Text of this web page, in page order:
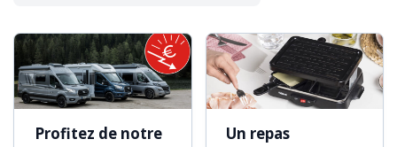
Profitez de notre
Un repas